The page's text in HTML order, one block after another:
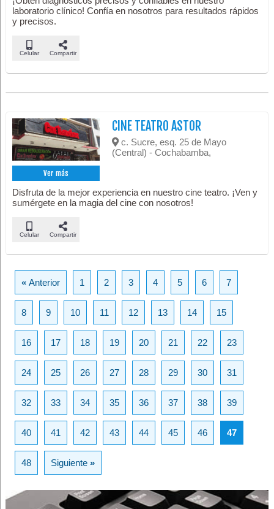
laboratorio clínico! Confía en nosotros para resultados rápidos
y precisos.
Celular Compartir
Ver más
CINE TEATRO ASTOR
c. Sucre, esq. 25 de Mayo
(Central) - Cochabamba,
Disfruta de la mejor experiencia en nuestro cine teatro. ¡Ven y
sumérgete en la magia del cine con nosotros!
Celular Compartir
«Anterior 1 2 3 4 5 6 7
8 9 10 11 12 13 14 15
16 17 18 19 20 21 22 23
24 25 26 27 28 29 30 31
32 33 34 35 36 37 38 39
40 41 42 43 44 45 46 47
48 Siguiente»